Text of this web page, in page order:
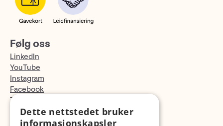
Følg oss
LinkedIn
YouTube
Instagram
Facebook
TikTok
Fotopodden
Dette nettstedet bruker
informasjonskapsler